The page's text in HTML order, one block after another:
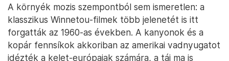
amelyek miatt a Zrmanja a horvát aktív turizmus
egyik legismertebb célpontja.
A rafting- és kajaktúrákáltalában Kaštel Žegarski
környékéről indulnak, és több kilométeren át